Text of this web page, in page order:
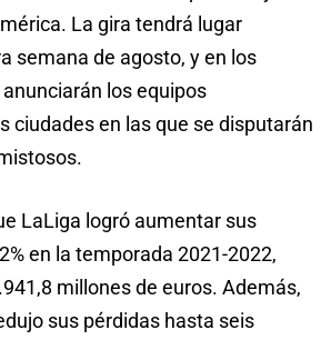
La gira tendrá lugar
semana de agosto, y en los
los equipos
ciudades en las que se disputarán
LaLiga logró aumentar sus
en la temporada 2021-2022,
millones de euros. Además,
sus pérdidas hasta seis